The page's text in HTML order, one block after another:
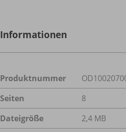
Informationen
Produktnummer
Seiten
8
Dateigröße
2,4 MB